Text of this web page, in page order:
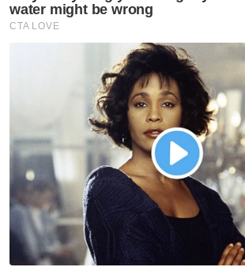
Mengulas lanjut Hezeri berkata,
mewajibkan penggunaan ABS
motosikal sudah lama dijalankan
Penyelidikan Keselamatan Jalan
Malaysia (Miros) dan kini
untuk motosikal baharu dengan
150cc.
Artikel Berkaitan:
Motosikal baharu 150cc ke atas
ABS
Menurutnya, ABS sangat